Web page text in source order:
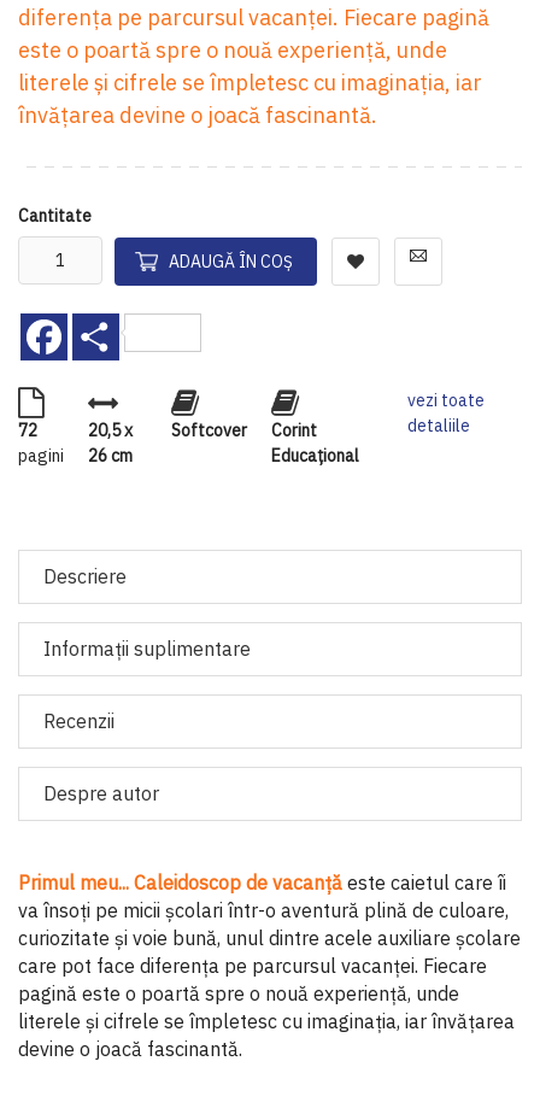
diferența pe parcursul vacanței. Fiecare pagină
este o poartă spre o nouă experiență, unde
literele și cifrele se împletesc cu imaginația, iar
învățarea devine o joacă fascinantă.
Cantitate
ADAUGĂ ÎN COȘ
Facebook
72
pagini
20,5 x
26 cm
Softcover
Corint
Educaţional
vezi toate
detaliile
Descriere
Informaţii suplimentare
Recenzii
Despre autor
Primul meu... Caleidoscop de vacanță este caietul care îi
va însoți pe micii școlari într-o aventură plină de culoare,
curiozitate și voie bună, unul dintre acele auxiliare școlare
care pot face diferența pe parcursul vacanței. Fiecare
pagină este o poartă spre o nouă experiență, unde
literele și cifrele se împletesc cu imaginația, iar învățarea
devine o joacă fascinantă.